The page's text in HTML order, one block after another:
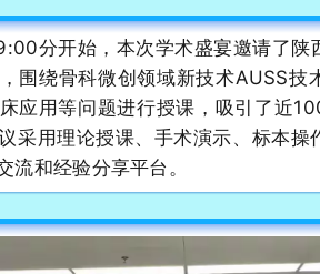
分开始，本次学术盛宴邀请了陕
围绕骨科微创领域新技术AUSS技
应用等问题进行授课，吸引了近
采用理论授课、手术演示、标本
流和经验分享平台。